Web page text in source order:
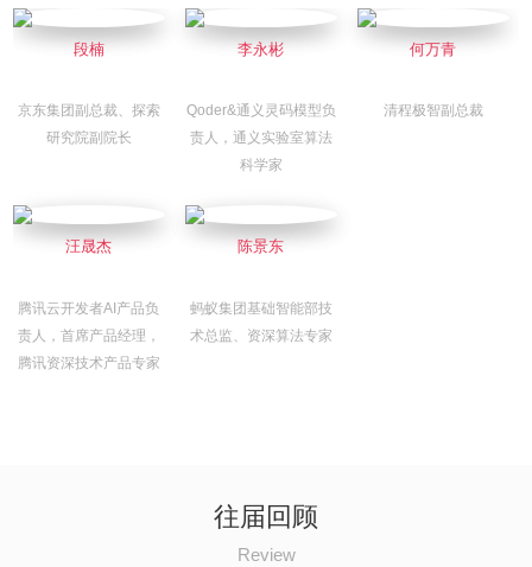
段楠
京东集团副总裁、探索
研究院副院长
李永彬
Qoder&通义灵码模型负
责人，通义实验室算法
科学家
何万青
清程极智副总裁
汪晟杰
腾讯云开发者AI产品负
责人，首席产品经理，
腾讯资深技术产品专家
陈景东
蚂蚁集团基础智能部技
术总监、资深算法专家
往届回顾
Review